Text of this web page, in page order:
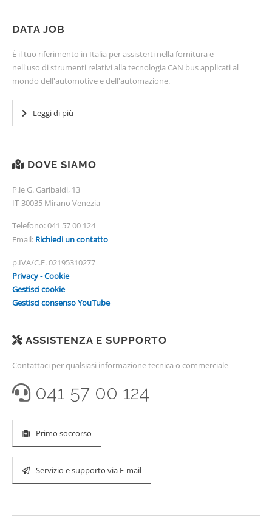
DATA JOB
È il tuo riferimento in Italia per assisterti nella fornitura e
nell'uso di strumenti relativi alla tecnologia CAN bus applicati al
mondo dell'automotive e dell'automazione.
Leggi di più
DOVE SIAMO
P.le G. Garibaldi, 13
IT-30035 Mirano Venezia
Telefono:041 57 00 124
Email: Richiedi un contatto
p.IVA/C.F. 02195310277
Privacy - Cookie
Gestisci cookie
Gestisci consenso YouTube
ASSISTENZA E SUPPORTO
Contattaci per qualsiasi informazione tecnica o commerciale
041 57 00 124
Primo soccorso
Servizio e supporto via E-mail